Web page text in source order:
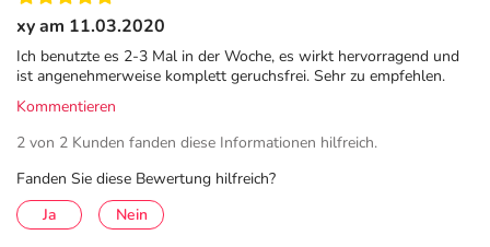
Yerka mildert das Feuchtwerden und Wundlaufen der
Füße, wenn Sie bei heißen Fußbädern je Liter Wasser ca.
einen Eßlöffel Yerka beigeben. Bei gleicher Anwendung
ist Yerka auch ein vorzügliches
Frost an Händen und Füßen.
Inhaltsstoffe
Aqua, Aluminium Chloride, Citric Acid, Glycerin, Tartaric
xy am 11.03.2020
Ich benutzte es 2-3 Mal in der Woche, es wirkt hervorragend und
ist angenehmerweise komplett geruchsfrei. Sehr zu empfehlen.
Kommentieren
2 von 2 Kunden fanden diese Informationen hilfreich.
Fanden Sie diese Bewertung hilfreich?
Ja
Nein